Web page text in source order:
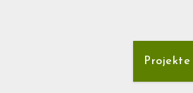
Projekte